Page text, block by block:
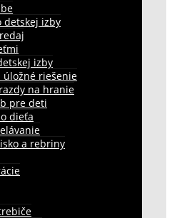
detskej izby
izby
úložné riešenie
na hranie
pre deti
dieťa
a rebriny